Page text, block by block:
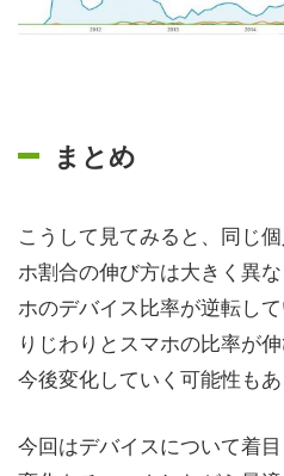
まとめ
こうして見てみると、同じ
ホ割合の伸び方は大きく異
ホのデバイス比率が逆転し
りじわりとスマホの比率が
今後変化していく可能性もあ
今回はデバイスについて着